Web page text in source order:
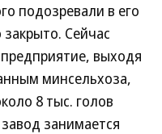
подозревали в его
Сейчас
выходя
минсельхоза,
8 тыс. голов
занимается